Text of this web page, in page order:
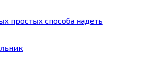
простых способа надеть